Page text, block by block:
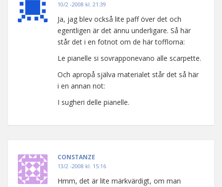
10/2 -2008 kl. 21:39
Ja, jag blev också lite paff över det och
egentligen är det ännu underligare. Så här
står det i en fotnot om de här tofflorna:
Le pianelle si sovrapponevano alle scarpette.
Och apropå själva materialet står det så här
i en annan not:
I sugheri delle pianelle.
CONSTANZE
13/2 -2008 kl. 15:16
Hmm, det är lite märkvärdigt, om man